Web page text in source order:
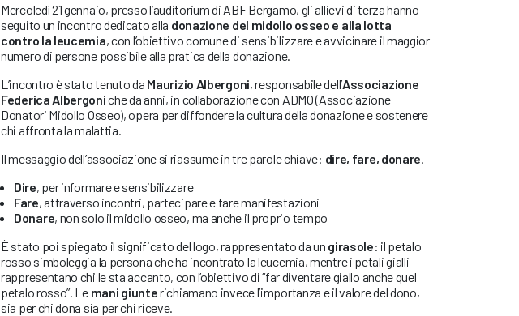
Mercoledì 21 gennaio, presso l’auditorium di ABF Bergamo, gli allievi di terza hanno
seguito un incontro dedicato alla donazione del midollo osseo e alla lotta
contro la leucemia, con l’obiettivo comune di sensibilizzare e avvicinare il maggior
numero di persone possibile alla pratica della donazione.
L’incontro è stato tenuto da Maurizio Albergoni, responsabile dell’Associazione
Federica Albergoniche da anni, in collaborazione con ADMO (Associazione
Donatori Midollo Osseo), opera per diffondere la cultura della donazione e sostenere
chi affronta la malattia.
Il messaggio dell’associazione si riassume in tre parole chiave: dire, fare, donare
Dire, per informare e sensibilizzare
Fare, attraverso incontri, partecipare e fare manifestazioni
Donare, non solo il midollo osseo, ma anche il proprio tempo
È stato poi spiegato il significato del logo, rappresentato da un girasole: il petalo
rosso simboleggia la persona che ha incontrato la leucemia, mentre i petali gialli
rappresentano chi le sta accanto, con l’obiettivo di “far diventare giallo anche quel
petalo rosso”. Le mani giunterichiamano invece l’importanza e il valore del dono,
sia per chi dona sia per chi riceve.